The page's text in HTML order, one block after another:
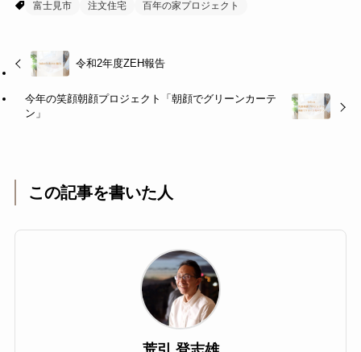
富士見市 注文住宅 百年の家プロジェクト
令和2年度ZEH報告
今年の笑顔朝顔プロジェクト「朝顔でグリーンカーテ
ン」
この記事を書いた人